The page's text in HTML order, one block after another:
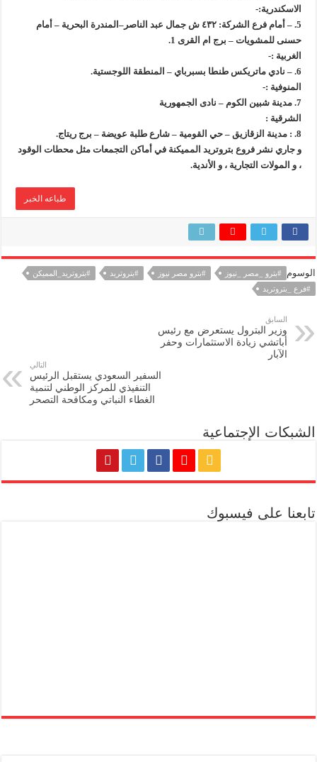
الاسكندرية:-
5. – أمام فرع الشركة: ٤٣٢ ش جمال عبد الناصر–المندرة البحرية – أمام
حسنى للمشويات – برج ام القرى 1.
الغربية :-
6. – نادي ماتريكس طنطا بسبرباي – المنطقة اللوجستية.
المنوفية :-
7. مدينة شبين الكوم – نادى الجمهورية
الشرقية :
8. : مدينة الزقازيق – حي القومية – شارع طلبة عويضة – برج ريتاج.
و جاري نشر فروع بتروتريد المميكنة في أماكن التجمعات مثل محطات الوقود
، و المولات التجارية ، و الأندية.
طباعه الخبر
الوسوم #بترو _مصر _نيوز #بترو مصر نيوز #بتروتريد
#بتروتريد_المميكن
#فرع _بتروتريد
السابق
وزير البترول يستعرض مع رئيس
أباتشي زيادة الاستثمارات وحفر
الآبار
التالي
السفير السعودي يستقبل الرئيس
التنفيذي للمركز الوطني لتنمية
الغطاء النباتي ومكافحة التصحر
الشبكات الإجتماعية
تابعنا على فيسبوك